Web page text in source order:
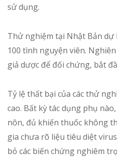
sử dụng.
Thử nghiệm tại Nhật Bản dự
100 tình nguyện viên.
giả dược để đối chứng, bắt
Tỷ lệ thất bại của các thử
cao. Bất kỳ tác dụng phụ
nôn, đủ khiến thuốc không
gia chưa rõ liệu tiêu diệt
bỏ các biến chứng nghiêm